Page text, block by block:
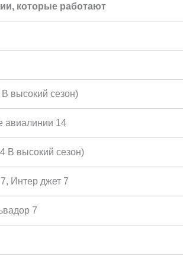
которые работают
высокий сезон)
авиалинии 14
В высокий сезон)
Интер джет 7
7